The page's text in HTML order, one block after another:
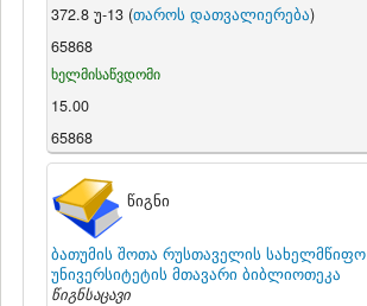
372.8 უ-13 (თაროს დათვალიერება)
65868
ხელმისაწვდომი
15.00
65868
წიგნი
ბათუმის შოთა რუსთაველის სახელმწიფო
უნივერსიტეტის მთავარი ბიბლიოთეკა
წიგნსაცავი